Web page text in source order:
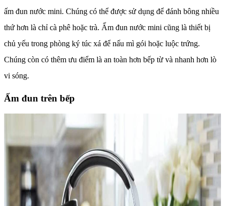
ấm đun nước mini. Chúng có thể được sử dụng để đánh bông nhiều
thứ hơn là chỉ cà phê hoặc trà. Ấm đun nước mini cũng là thiết bị
chủ yếu trong phòng ký túc xá để nấu mì gói hoặc luộc trứng.
Chúng còn có thêm ưu điểm là an toàn hơn bếp từ và nhanh hơn lò
vi sóng.
Ấm đun trên bếp